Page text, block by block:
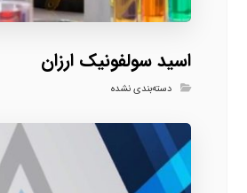
اسید سولفونیک ارزان
دسته‌بندی نشده